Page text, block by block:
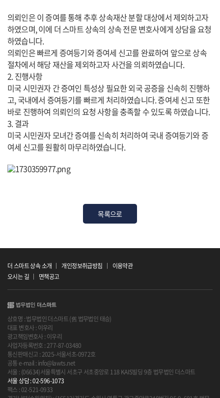
의뢰인은 이 증여를 통해 추후 상속재산 분할 대상에서 제외하고자
하였으며, 이에 더 스마트 상속의 상속 전문 변호사에게 상담을 요청
하였습니다.
의뢰인은 빠르게 증여등기와 증여세 신고를 완료하여 앞으로 상속
절차에서 해당 재산을 제외하고자 사건을 의뢰하였습니다.
2. 진행사항
미국 시민권자 간 증여인 특성상 필요한 외국 공증을 신속히 진행하
고, 국내에서 증여등기를 빠르게 처리하였습니다. 증여세 신고 또한
바로 진행하여 의뢰인의 요청 사항을 충족할 수 있도록 하였습니다.
3. 결과
미국 시민권자 모녀간 증여를 신속히 처리하여 국내 증여등기와 증
여세 신고를 원활히 마무리하였습니다.
목록으로
더 스마트 상속 소개 개인정보취급방침
이용약관
오시는 길
면책공고
상호명 : 법무법인 더스마트 (舊 법무법인 태승)
대표 변호사 : 이우리
광고책임변호사 : 이우리
사업자등록번호 : 277-87-03480
통신판매신고 : 2025-서울서초-0972호
공통 e-mail : info@lawts.net
서울 : (06634)서울특별시 서초구 서초중앙로 118 KAIS빌딩 9층 법무법인 더스마트
서울 상담 : 02-596-1073
팩스 : 02-521-0933